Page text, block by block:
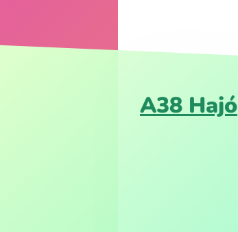
A38 Hajó